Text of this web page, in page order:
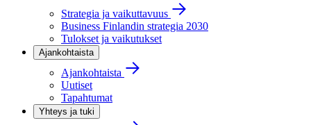
Strategia ja vaikuttavuus
Business Finlandin strategia 2030
Tulokset ja vaikutukset
Ajankohtaista
Ajankohtaista
Uutiset
Tapahtumat
Yhteys ja tuki